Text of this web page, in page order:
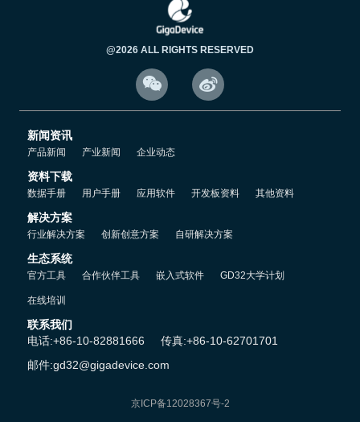
Gigadevice
振，晶振远离传感器，避免干扰磁力计，不过当时考虑不周，这个芯
GD32F107VCT6
只需要外接
个X7R无极性陶瓷电容，价格太高）
串口： MAX3232 （方便调试）
5.USB供电，输出电压
目前机架、电调、电池、电机和螺旋桨已买好，来张图，比较大众
化：
@2026 ALL RIGHTS RESERVED
 
新闻资讯
产品新闻 产业新闻 企业动态
资料下载
数据手册 用户手册 应用软件 开发板资料 其他资料
解决方案
行业解决方案 创新创意方案 自研解决方案
生态系统
官方工具 合作伙伴工具 嵌入式软件 GD32大学计划
在线培训
联系我们
电话:+86-10-82881666
传真:+86-10-62701701
邮件:gd32@gigadevice.com
京ICP备12028367号-2